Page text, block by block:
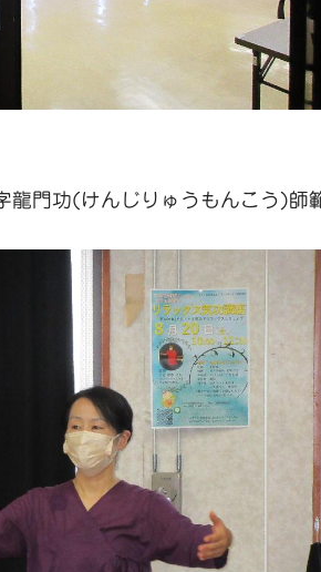
龍門功(けんじりゅうもんこう)師